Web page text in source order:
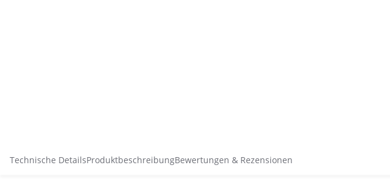
Technische DetailsProduktbeschreibungBewertungen & Rezensionen